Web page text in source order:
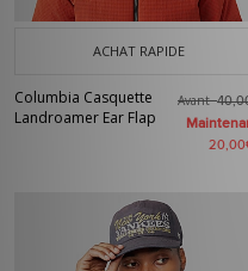
ACHAT RAPIDE
Columbia Casquette
Landroamer Ear Flap
Avant